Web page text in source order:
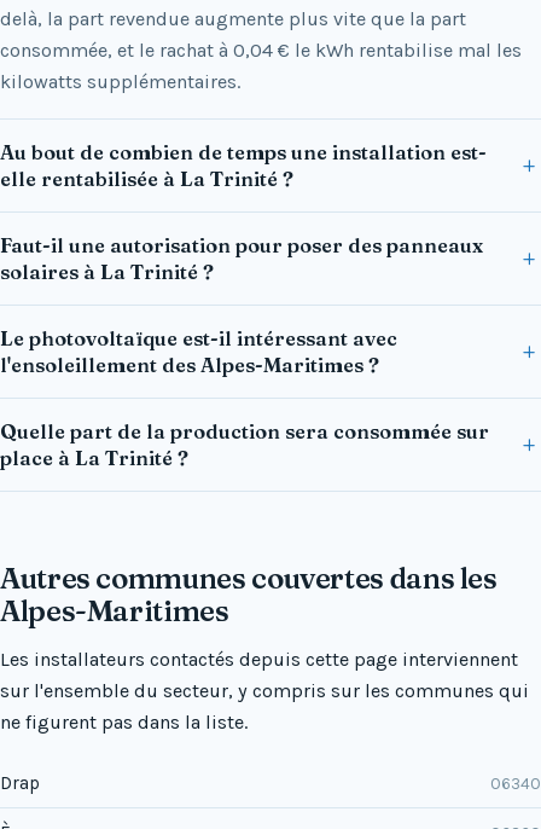
delà, la part revendue augmente plus vite que la part
consommée, et le rachat à 0,04 € le kWh rentabilise mal les
kilowatts supplémentaires.
Au bout de combien de temps une installation est-
elle rentabilisée à La Trinité ?
Faut-il une autorisation pour poser des panneaux
solaires à La Trinité ?
Le photovoltaïque est-il intéressant avec
l'ensoleillement des Alpes-Maritimes ?
Quelle part de la production sera consommée sur
place à La Trinité ?
Autres communes couvertes dans les
Alpes-Maritimes
Les installateurs contactés depuis cette page interviennent
sur l'ensemble du secteur, y compris sur les communes qui
ne figurent pas dans la liste.
Drap 06340